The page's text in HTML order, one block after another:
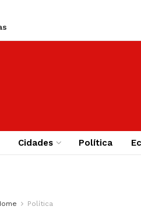
Cidades Política
Política